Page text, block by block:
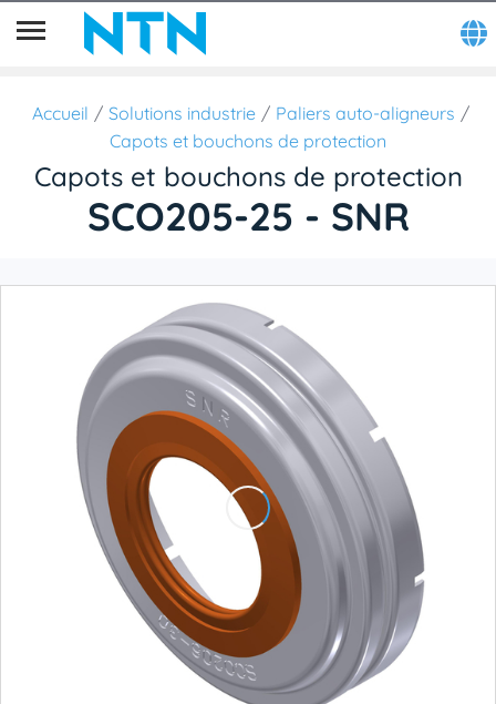
Accueil Solutions industrie
Paliers auto-aligneurs
Capots et bouchons de protection
Capots et bouchons de protection
SCO205-25 - SNR